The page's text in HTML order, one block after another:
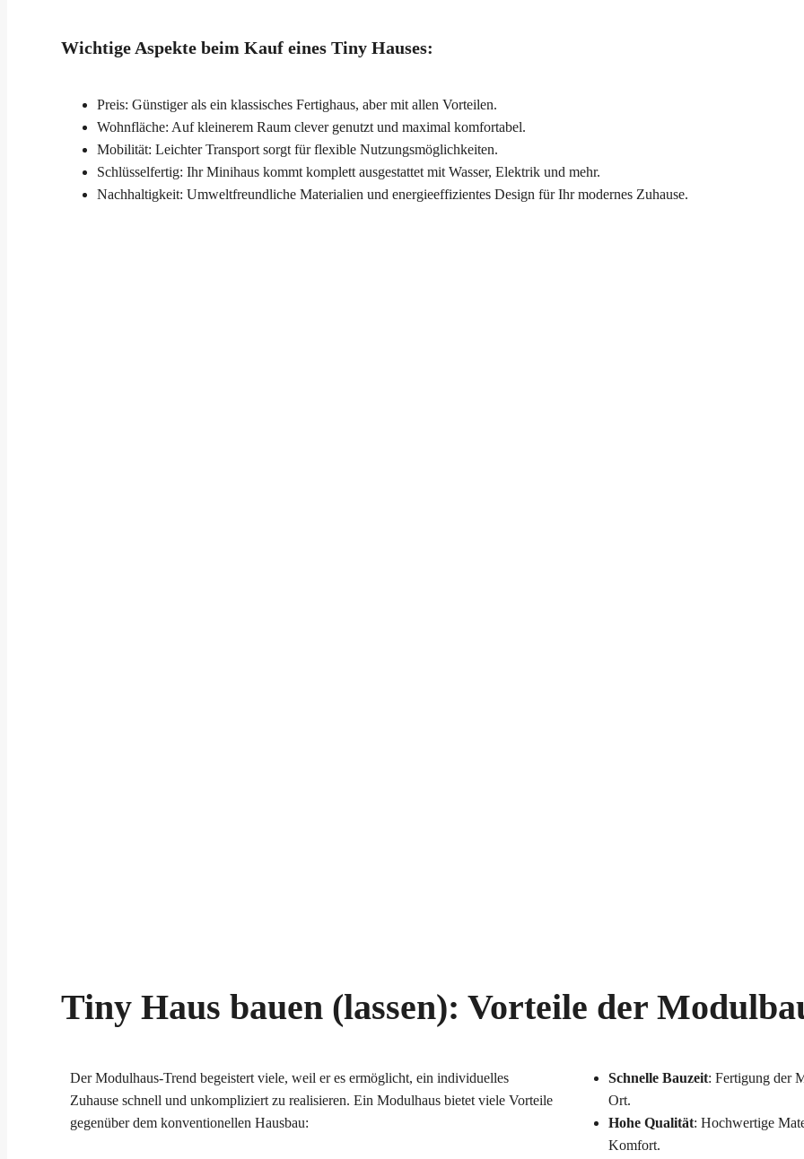
Wichtige Aspekte beim Kauf eines Tiny Hauses:
Preis: Günstiger als ein klassisches Fertighaus, aber mit allen Vorteilen.
Wohnfläche: Auf kleinerem Raum clever genutzt und maximal komfortabel.
Mobilität: Leichter Transport sorgt für flexible Nutzungsmöglichkeiten.
Schlüsselfertig: Ihr Minihaus kommt komplett ausgestattet mit Wasser, Elektrik und mehr.
Nachhaltigkeit: Umweltfreundliche Materialien und energieeffizientes Design für Ihr modernes Zuhause.
Tiny Haus bauen (lassen): Vorteile der
Der Modulhaus-Trend begeistert viele, weil er es ermöglicht, ein individuelles
Zuhause schnell und unkompliziert zu realisieren. Ein Modulhaus bietet viele Vorteile
gegenüber dem konventionellen Hausbau:
Schnelle Bauzeit: Fertigung der
Ort.
Hohe Qualität: Hochwertige
Komfort.